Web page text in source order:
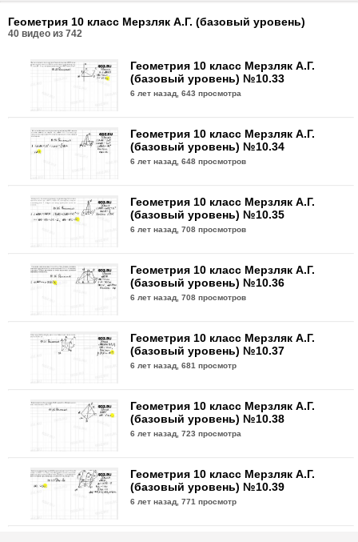
Геометрия 10 класс Мерзляк А.Г. (базовый уровень)
40 видео из 742
Геометрия 10 класс Мерзляк А.Г.
(базовый уровень) №10.33
6 лет назад,643 просмотра
Геометрия 10 класс Мерзляк А.Г.
(базовый уровень) №10.34
6 лет назад,648 просмотров
Геометрия 10 класс Мерзляк А.Г.
(базовый уровень) №10.35
6 лет назад,708 просмотров
Геометрия 10 класс Мерзляк А.Г.
(базовый уровень) №10.36
6 лет назад,708 просмотров
Геометрия 10 класс Мерзляк А.Г.
(базовый уровень) №10.37
6 лет назад,681 просмотр
Геометрия 10 класс Мерзляк А.Г.
(базовый уровень) №10.38
6 лет назад,723 просмотра
Геометрия 10 класс Мерзляк А.Г.
(базовый уровень) №10.39
6 лет назад,771 просмотр